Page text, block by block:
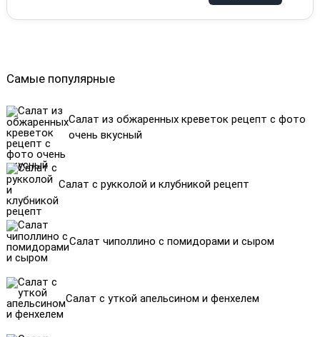
Самые популярные
Салат из обжаренных креветок рецепт с фото
очень вкусный
Салат с рукколой и клубникой рецепт
Салат чиполлино с помидорами и сыром
Салат с уткой апельсином и фенхелем